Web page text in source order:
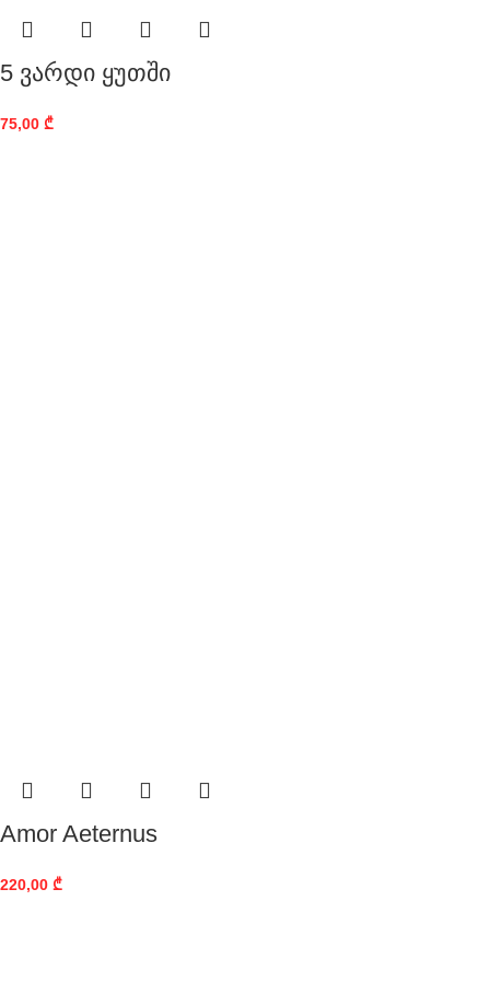
5 ვარდი ყუთში
75,00 ₾
Amor Aeternus
220,00 ₾